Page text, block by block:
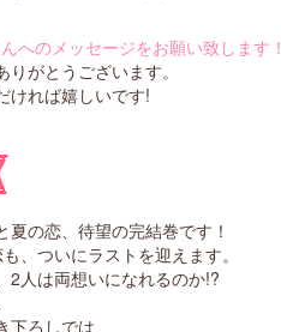
のメッセージをお願い致します！
がとうございます。
ければ嬉しいです!
夏の恋、待望の完結巻です！
、ついにラストを迎えます。
2人は両想いになれるのか!?
ろしでは、